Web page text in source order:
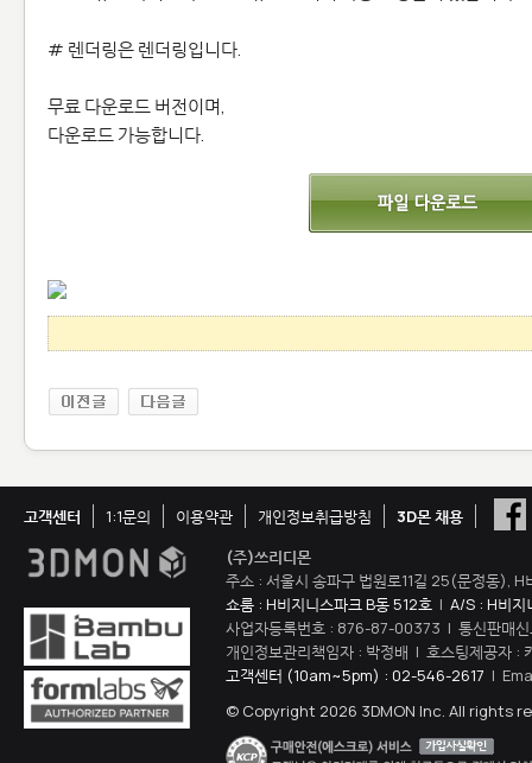
# 렌더링은 렌더링입니다.
무료 다운로드 버전이며,
다운로드 가능합니다.
고객센터 1:1문의 이용약관 개인정보취급방침
3D몬 채용
(주)쓰리디몬
주소 : 서울시 송파구 법원로11길 25(문정동),
쇼룸 : H비지니스파크 B동 512호 | A/S : H비지
사업자등록번호 : 876-87-00373 | 통신판매
개인정보관리책임자 : 박정배 | 호스팅제공자 :
고객센터 (10am~5pm) : 02-546-2617 |
© Copyright 2026 3DMON Inc. All rights